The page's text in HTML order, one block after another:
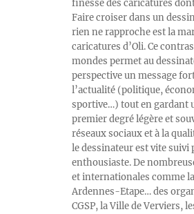
finesse des caricatures
Faire croiser dans un
rien ne rapproche est la
caricatures d’Oli. Ce
mondes permet au
perspective un message
l’actualité (politique,
sportive…) tout en gardant
premier degré légère et
réseaux sociaux et à la
le dessinateur est vite suivi
enthousiaste. De
et internationales comme
Ardennes-Etape… des
CGSP, la Ville de Verviers,